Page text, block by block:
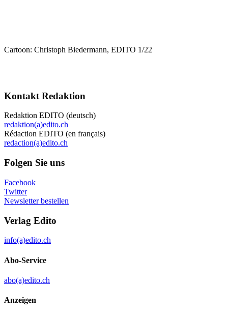
Cartoon: Christoph Biedermann, EDITO 1/22
Kontakt Redaktion
Redaktion EDITO (deutsch)
redaktion(a)edito.ch
Rédaction EDITO (en français)
redaction(a)edito.ch
Folgen Sie uns
Facebook
Twitter
Newsletter bestellen
Verlag Edito
info(a)edito.ch
Abo-Service
abo(a)edito.ch
Anzeigen